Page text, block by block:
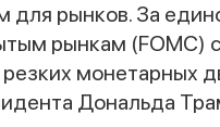
для рынков. За
рынкам (FOMC)
монетарных
Дональда